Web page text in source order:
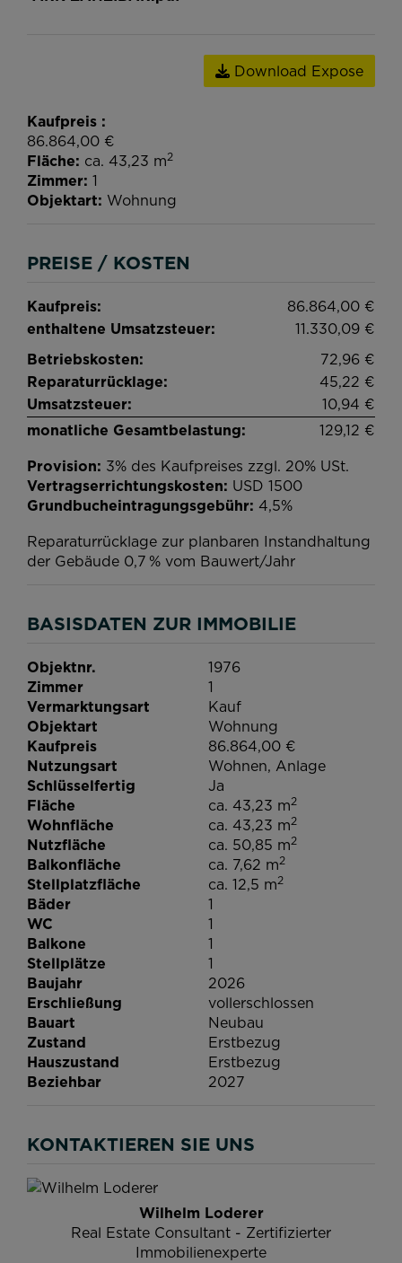
Download Expose
Kaufpreis
86.864,00 €
Fläche ca. 43,23 m2
Zimmer 1
Objektart Wohnung
PREISE / KOSTEN
Kaufpreis:
86.864,00 €
enthaltene Umsatzsteuer:
11.330,09 €
Betriebskosten:
72,96 €
Reparaturrücklage:
45,22 €
Umsatzsteuer:
10,94 €
monatliche Gesamtbelastung:
129,12 €
Provision: 3% des Kaufpreises zzgl. 20% USt.
Vertragserrichtungskosten: USD 1500
Grundbucheintragungsgebühr: 4,5%
Reparaturrücklage zur planbaren Instandhaltung
der Gebäude 0,7 % vom Bauwert/Jahr
BASISDATEN ZUR IMMOBILIE
Objektnr.
1976
Zimmer
1
Vermarktungsart
Kauf
Objektart
Wohnung
Kaufpreis
86.864,00 €
Nutzungsart
Wohnen Anlage
Schlüsselfertig
Ja
Fläche
ca. 43,23 m2
Wohnfläche ca. 43,23 m2
Nutzfläche ca. 50,85 m2
Balkonfläche ca. 7,62 m2
Stellplatzfläche ca. 12,5 m2
Bäder
1
WC
1
Balkone
1
Stellplätze
1
Baujahr
2026
Erschließung
vollerschlossen
Bauart
Neubau
Zustand
Erstbezug
Hauszustand
Erstbezug
Beziehbar
2027
KONTAKTIEREN SIE UNS
Wilhelm Loderer
Real Estate Consultant - Zertifizierter
Immobilienexperte